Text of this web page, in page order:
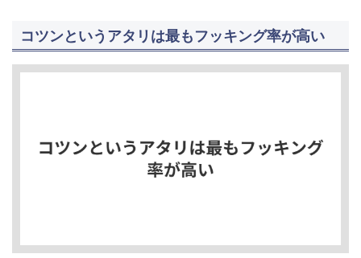
コツンというアタリは最もフッキング率が高い